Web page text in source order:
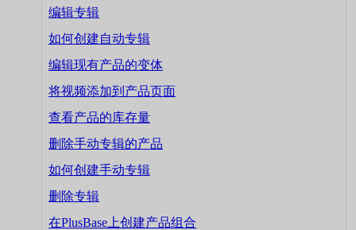
编辑专辑
如何创建自动专辑
编辑现有产品的变体
将视频添加到产品页面
查看产品的库存量
删除手动专辑的产品
如何创建手动专辑
删除专辑
在PlusBase上创建产品组合